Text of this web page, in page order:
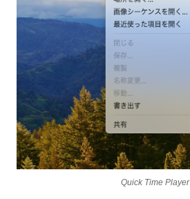
Quick Time Player